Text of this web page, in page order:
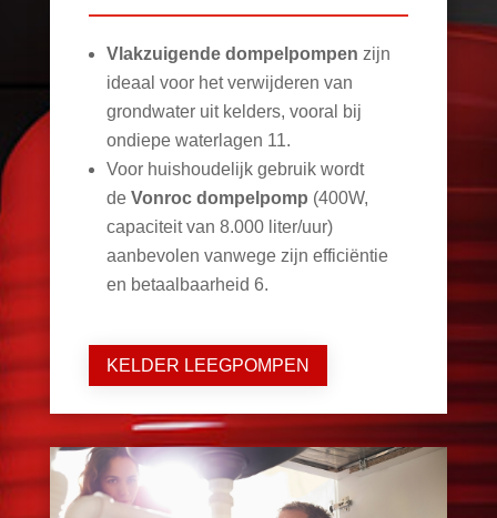
Vlakzuigende dompelpompen zijn
ideaal voor het verwijderen van
grondwater uit kelders, vooral bij
ondiepe waterlagen 11.
Voor huishoudelijk gebruik wordt
de Vonroc dompelpomp (400W,
capaciteit van 8.000 liter/uur)
aanbevolen vanwege zijn efficiëntie
en betaalbaarheid 6.
KELDER LEEGPOMPEN